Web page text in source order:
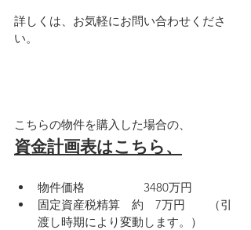
詳しくは、お気軽にお問い合わせくださ
い。
こちらの物件を購入した場合の、
資金計画表はこちら、
物件価格　　　　　3480万円
固定資産税精算　約　7万円　　（引
渡し時期により変動します。）